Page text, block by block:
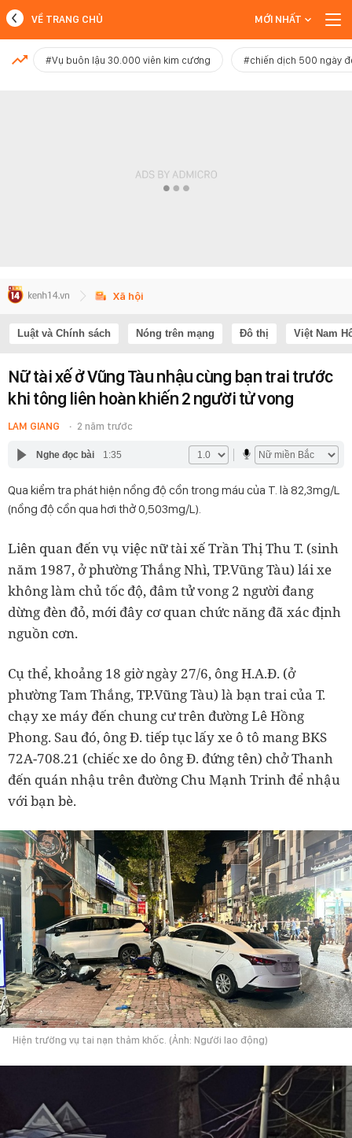
MỚI NHẤT
VỀ TRANG CHỦ MỚI NHẤT
#Vụ buôn lậu 30.000 viên kim cương #chiến dịch 500 ngày
Xã hội
Luật và Chính sách Nóng trên mạng Đô thị Việt Nam
Nữ tài xế ở Vũng Tàu nhậu cùng bạn trai trước
khi tông liên hoàn khiến 2 người tử vong
LAM GIANG 2 năm trước
Nghe đọc bài 1:35
Qua kiểm tra phát hiện nồng độ cồn trong máu của T. là 82,3mg/L
(nồng độ cồn qua hơi thở 0,503mg/L).
Liên quan đến vụ việc nữ tài xế Trần Thị Thu T. (sinh
năm 1987, ở phường Thắng Nhì, TP.Vũng Tàu) lái xe
không làm chủ tốc độ, đâm tử vong 2 người đang
dừng đèn đỏ, mới đây cơ quan chức năng đã xác định
nguồn cơn.
Cụ thể, khoảng 18 giờ ngày 27/6, ông H.A.Đ. (ở
phường Tam Thắng, TP.Vũng Tàu) là bạn trai của T.
chạy xe máy đến chung cư trên đường Lê Hồng
Phong. Sau đó, ông Đ. tiếp tục lấy xe ô tô mang BKS
72A-708.21 (chiếc xe do ông Đ. đứng tên) chở Thanh
đến quán nhậu trên đường Chu Mạnh Trinh để nhậu
với bạn bè.
Hiện trường vụ tai nạn thảm khốc. (Ảnh: Người lao động)